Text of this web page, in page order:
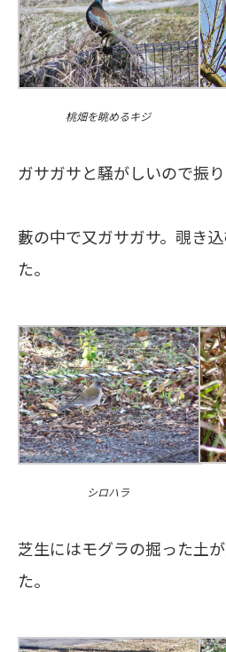
桃畑を眺めるキジ
ガサガサと騒がしいので振
藪の中で又ガサガサ。覗き
た。
シロハラ
芝生にはモグラの掘った土
た。